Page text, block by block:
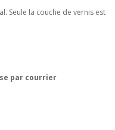
Seule la couche de vernis est
par courrier